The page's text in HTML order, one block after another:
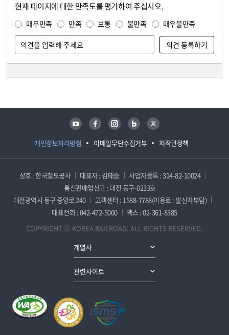
현재 페이지에 대한 만족도를 평가하여 주십시오.
매우만족 만족 보통 불만족 매우불만족
개인정보처리방침 이메일무단수집거부 저작권정책
유튜브 페이스북 인스타그램 블로그 트위터
상호 : 한국철도공사 대표자 : 김태승
사업자등록 : 314-82-10024
통신판매업신고 : 대전 동구-0233호
대전광역시 동구 중앙로 240
고객센터 : 1588-7788(이용료 : 발신자부담)
대표전화 : 042-472-5000
팩스 : 02-361-8385
COPYRIGHT ⓒ KOREA RAILROAD. ALL RIGHTS RESERVED.
계열사
관련사이트